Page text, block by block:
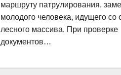
маршруту патрулирования,
молодого человека, идущего со
лесного массива. При проверке
документов…